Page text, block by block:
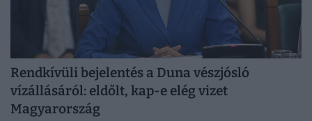
Rendkívüli bejelentés a Duna vészjósló
vízállásáról: eldőlt, kap-e elég vizet
Magyarország